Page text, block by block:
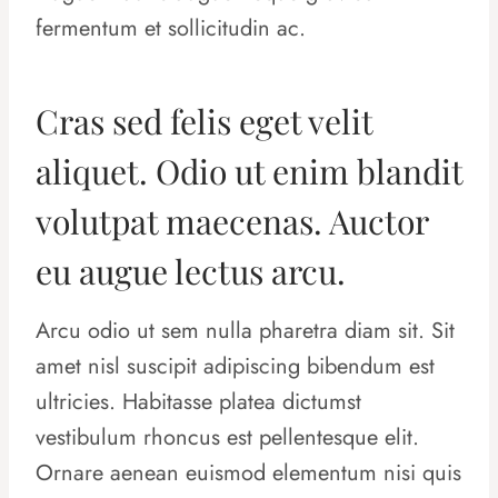
fermentum et sollicitudin ac.
Cras sed felis eget velit
aliquet. Odio ut enim blandit
volutpat maecenas. Auctor
eu augue lectus arcu.
Arcu odio ut sem nulla pharetra diam sit. Sit
amet nisl suscipit adipiscing bibendum est
ultricies. Habitasse platea dictumst
vestibulum rhoncus est pellentesque elit.
Ornare aenean euismod elementum nisi quis